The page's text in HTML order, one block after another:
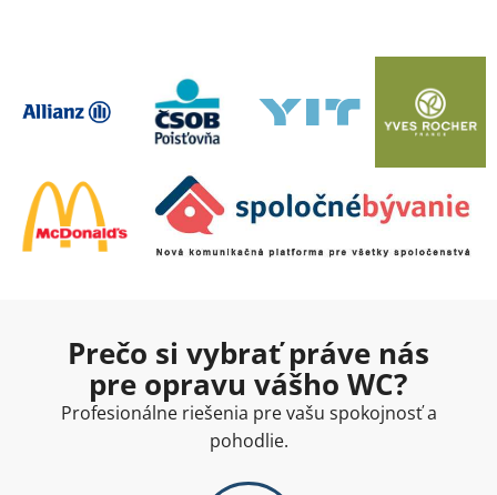
Prečo si vybrať práve nás
pre opravu vášho WC?
Profesionálne riešenia pre vašu spokojnosť a
pohodlie.